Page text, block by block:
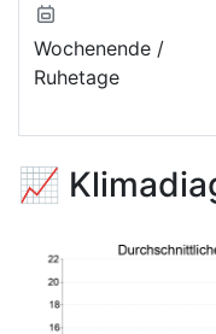
Wochenende /
Ruhetage
📈